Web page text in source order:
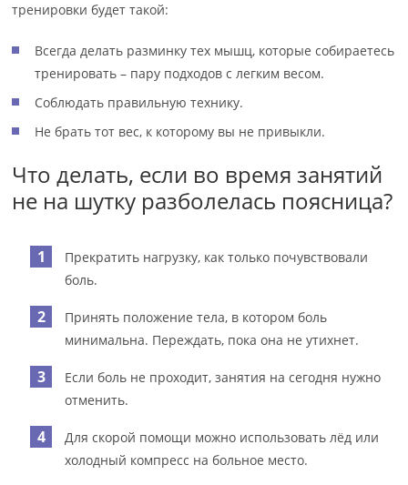
тренировки будет такой:
Всегда делать разминку тех мышц, которые собираетесь
тренировать – пару подходов с легким весом.
Соблюдать правильную технику.
Не брать тот вес, к которому вы не привыкли.
Что делать, если во время занятий
не на шутку разболелась поясница?
Прекратить нагрузку, как только почувствовали
боль.
Принять положение тела, в котором боль
минимальна. Переждать, пока она не утихнет.
Если боль не проходит, занятия на сегодня нужно
отменить.
Для скорой помощи можно использовать лёд или
холодный компресс на больное место.